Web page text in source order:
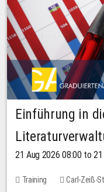
Einführung in
21 Aug 2026 08:00 to
Training Carl-Zeiß-